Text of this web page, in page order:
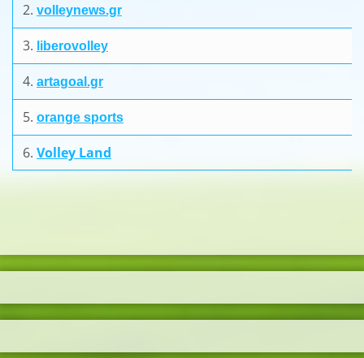
2. volleynews.gr
3. liberovolley
4. artagoal.gr
5. orange sports
6. Volley Land